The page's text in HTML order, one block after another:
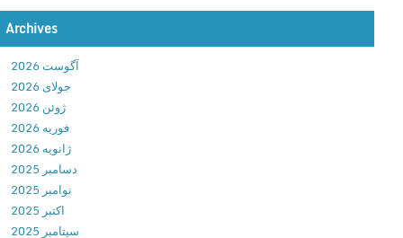
a
m
e
r
4
0
,
0
0
Archives
آگوست 2026
جولای 2026
ژوئن 2026
فوریه 2026
ژانویه 2026
دسامبر 2025
نوامبر 2025
سپتامبر 2025